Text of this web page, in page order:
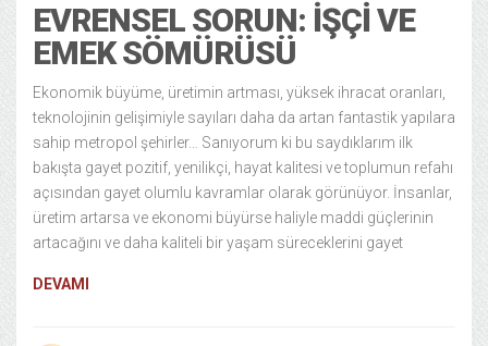
EVRENSEL SORUN: İŞÇİ VE
EMEK SÖMÜRÜSÜ
Ekonomik büyüme, üretimin artması, yüksek ihracat oranları,
teknolojinin gelişimiyle sayıları daha da artan fantastik yapılara
sahip metropol şehirler… Sanıyorum ki bu saydıklarım ilk
bakışta gayet pozitif, yenilikçi, hayat kalitesi ve toplumun refahı
açısından gayet olumlu kavramlar olarak görünüyor. İnsanlar,
üretim artarsa ve ekonomi büyürse haliyle maddi güçlerinin
artacağını ve daha kaliteli bir yaşam süreceklerini gayet
DEVAMI